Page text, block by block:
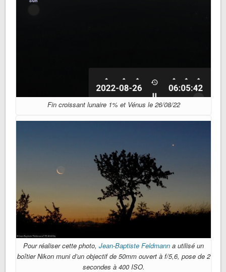
Fin croissant lunaire 1% et Vénus le 26/08/22
Pour réaliser cette photo, Jean-Baptiste Feldmann a utilisé un
boîtier Nikon muni d’un objectif de 50mm ouvert à f/5,6, pose de 2
secondes à 400 ISO.